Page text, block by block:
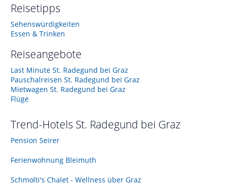
Reisetipps
Sehenswürdigkeiten
Essen & Trinken
Reiseangebote
Last Minute St. Radegund bei Graz
Pauschalreisen St. Radegund bei Graz
Mietwagen St. Radegund bei Graz
Flüge
Trend-Hotels St. Radegund bei Graz
Pension Seirer
Ferienwohnung Bleimuth
Schmolti's Chalet - Wellness über Graz